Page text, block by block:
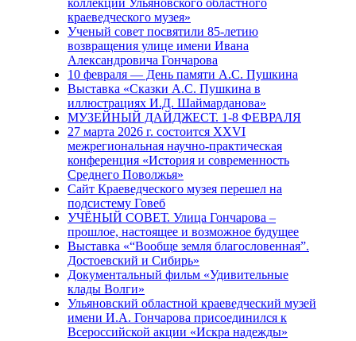
коллекции Ульяновского областного
краеведческого музея»
Ученый совет посвятили 85-летию
возвращения улице имени Ивана
Александровича Гончарова
10 февраля — День памяти А.С. Пушкина
Выставка «Сказки А.С. Пушкина в
иллюстрациях И.Д. Шаймарданова»
МУЗЕЙНЫЙ ДАЙДЖЕСТ. 1-8 ФЕВРАЛЯ
27 марта 2026 г. состоится XXVI
межрегиональная научно-практическая
конференция «История и современность
Среднего Поволжья»
Сайт Краеведческого музея перешел на
подсистему Говеб
УЧЁНЫЙ СОВЕТ. Улица Гончарова –
прошлое, настоящее и возможное будущее
Выставка «“Вообще земля благословенная”.
Достоевский и Сибирь»
Документальный фильм «Удивительные
клады Волги»
Ульяновский областной краеведческий музей
имени И.А. Гончарова присоединился к
Всероссийской акции «Искра надежды»